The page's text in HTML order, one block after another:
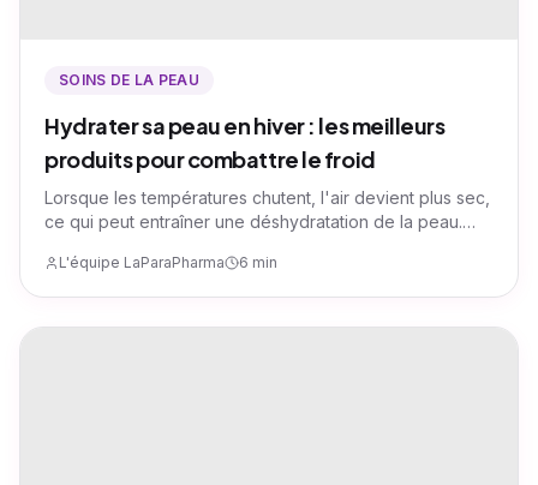
SOINS DE LA PEAU
Hydrater sa peau en hiver : les meilleurs
produits pour combattre le froid
Lorsque les températures chutent, l'air devient plus sec,
ce qui peut entraîner une déshydratation de la peau.
rougeurs et gerçures.
L'équipe LaParaPharma 6 min